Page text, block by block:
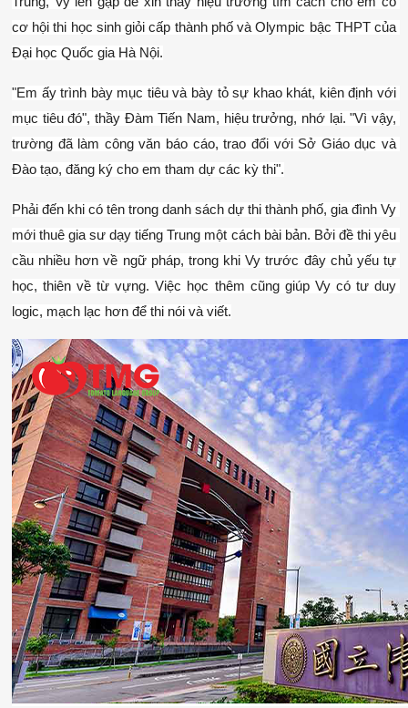
cơ hội thi học sinh giỏi cấp thành phố và Olympic bậc THPT của
Đại học Quốc gia Hà Nội.
"Em ấy trình bày mục tiêu và bày tỏ sự khao khát, kiên định với
mục tiêu đó", thầy Đàm Tiến Nam, hiệu trưởng, nhớ lại. "Vì vậy,
trường đã làm công văn báo cáo, trao đổi với Sở Giáo dục và
Đào tạo, đăng ký cho em tham dự các kỳ thi".
Phải đến khi có tên trong danh sách dự thi thành phố, gia đình Vy
mới thuê gia sư dạy tiếng Trung một cách bài bản. Bởi đề thi yêu
cầu nhiều hơn về ngữ pháp, trong khi Vy trước đây chủ yếu tự
học, thiên về từ vựng. Việc học thêm cũng giúp Vy có tư duy
logic, mạch lạc hơn để thi nói và viết.